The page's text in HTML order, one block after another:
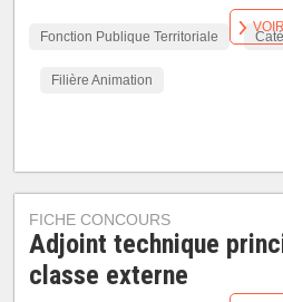
Fonction Publique Territoriale
Filière Animation
FICHE CONCOURS
Adjoint technique
classe externe